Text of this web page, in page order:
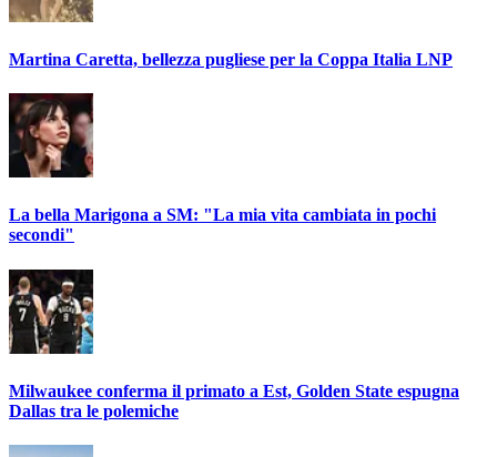
Martina Caretta, bellezza pugliese per la Coppa Italia LNP
La bella Marigona a SM: "La mia vita cambiata in pochi
secondi"
Milwaukee conferma il primato a Est, Golden State espugna
Dallas tra le polemiche